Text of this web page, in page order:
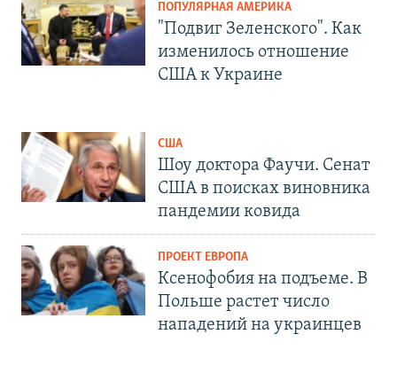
ПОПУЛЯРНАЯ АМЕРИКА
"Подвиг Зеленского". Как
изменилось отношение
США к Украине
США
Шоу доктора Фаучи. Сенат
США в поисках виновника
пандемии ковида
ПРОЕКТ ЕВРОПА
Ксенофобия на подъеме. В
Польше растет число
нападений на украинцев